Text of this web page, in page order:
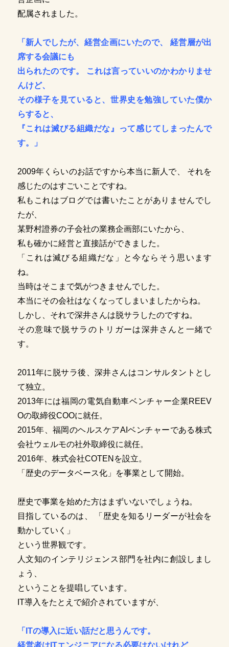
配属されました。
「新人でしたが、経営企画にいたので、 経営層が出
席する会議にも
出られたのです。 これは言っていいのかわかりませ
んけど、
その様子を見ていると、世界史を勉強していた僕か
らすると、
『これは滅びる組織だな』って感じてしまったんで
す。」
2009年くらいのお話ですから本当に新人で、 それを
感じたのはすごいことですね。
私もこれはブログでは書いたことがありませんでし
たが、
某野村證券の子会社の業務企画部にいたから、
私も確かに経営と直接話ができました。
「これは滅びる組織だな」と今ならそう思います
ね。
当時はそこまで気がつきませんでした。
本当にその会社はなくなってしまいましたからね。
しかし、それで深井さんは脱サラしたのですね。
その意味で脱サラのトリガーは深井さんと一緒で
す。
2011年に脱サラ後、深井さんはコンサルタントとし
て独立。
2013年には福岡の電気自動車ベンチャー企業REEV
Oの取締役COOに就任。
2015年、福岡のヘルスケアAIベンチャーである株式
会社ウェルモの社外取締役に就任。
2016年、株式会社COTENを設立。
「歴史のデータベース化」を事業として開始。
歴史で事業を始めた方はまずいないでしょうね。
目指しているのは、 「歴史を知るリーダーが社会を
動かしていく」
という世界観です。
人文知のインテリジェンス部門を社内に創設しまし
ょう、
ということを提唱しています。
IT導入をたとえで紹介されていますが、
「ITの導入に近い話だと思うんです。